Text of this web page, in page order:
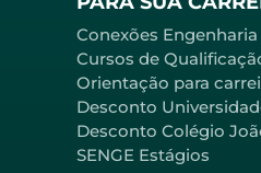
Conexões Engenharia
Cursos de
Orientação para
Desconto
Desconto Colégio
SENGE Estágios